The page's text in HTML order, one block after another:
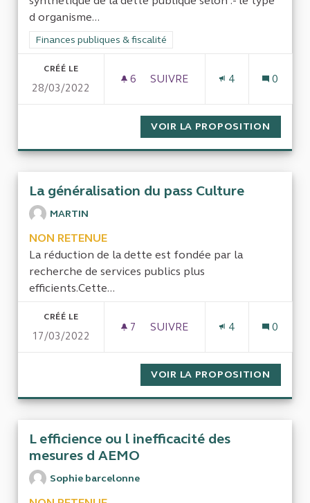
d organisme...
Filtrer les résultats de la catégorie : Finances publiques &
Finances publiques & fiscalité
CRÉÉ LE
28/03/2022
6 6 ABONNÉS
SUIVRE
4 0
VOIR LA PROPOSITION
La généralisation du pass Culture
MARTIN
NON RETENUE
La réduction de la dette est fondée par la
recherche de services publics plus
efficients.Cette...
CRÉÉ LE
17/03/2022
7 7 ABONNÉS
SUIVRE
4 0
VOIR LA PROPOSITION
L efficience ou l inefficacité des
mesures d AEMO
Sophie barcelonne